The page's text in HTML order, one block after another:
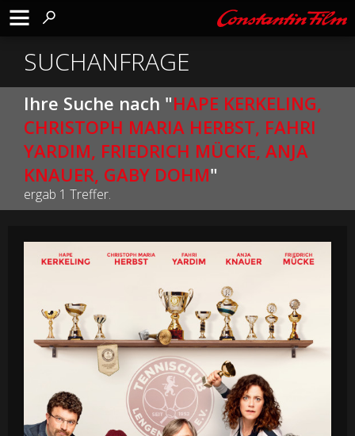
SUCHANFRAGE
Ihre Suche nach "HAPE KERKELING,
CHRISTOPH MARIA HERBST, FAHRI
YARDIM, FRIEDRICH MÜCKE, ANJA
KNAUER, GABY DOHM"
ergab 1 Treffer.